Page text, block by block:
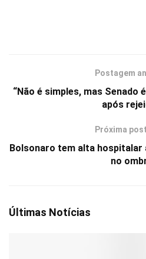
Postagem
“Não é simples, mas Senado
após
Próxima
Bolsonaro tem alta
no
Últimas Notícias